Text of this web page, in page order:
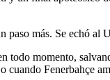
más. Se echó al
momento,
Fenerbahçe